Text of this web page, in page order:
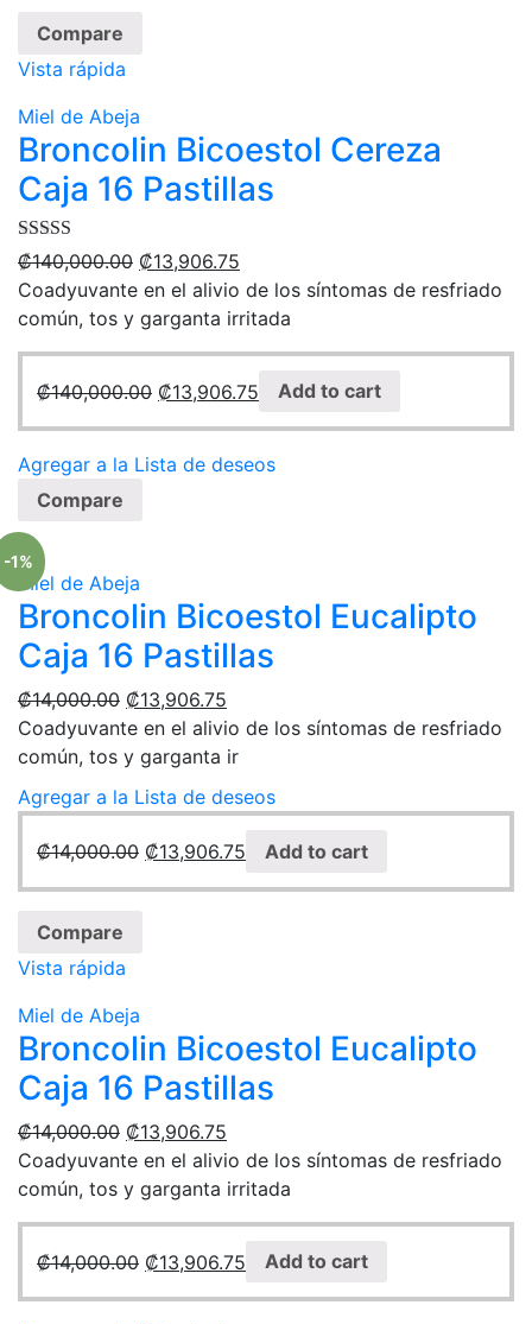
Compare
Vista rápida
Miel de Abeja
Broncolin Bicoestol Cereza
Caja 16 Pastillas
Rated 5.00
out of 5
₡140,000.00 ₡13,906.75
Coadyuvante en el alivio de los síntomas de resfriado
común, tos y garganta irritada
₡140,000.00 ₡13,906.75 Add to cart
Agregar a la Lista de deseos
Compare
-1%
Miel de Abeja
Broncolin Bicoestol Eucalipto
Caja 16 Pastillas
₡14,000.00 ₡13,906.75
Coadyuvante en el alivio de los síntomas de resfriado
común, tos y garganta ir
Agregar a la Lista de deseos
₡14,000.00 ₡13,906.75 Add to cart
Compare
Vista rápida
Miel de Abeja
Broncolin Bicoestol Eucalipto
Caja 16 Pastillas
₡14,000.00 ₡13,906.75
Coadyuvante en el alivio de los síntomas de resfriado
común, tos y garganta irritada
₡14,000.00 ₡13,906.75 Add to cart